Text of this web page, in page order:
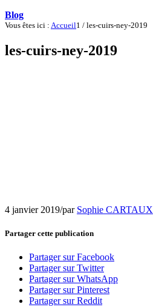
Blog
Vous êtes ici : Accueil1 / les-cuirs-ney-2019
les-cuirs-ney-2019
4 janvier 2019/par Sophie CARTAUX
Partager cette publication
Partager sur Facebook
Partager sur Twitter
Partager sur WhatsApp
Partager sur Pinterest
Partager sur Reddit